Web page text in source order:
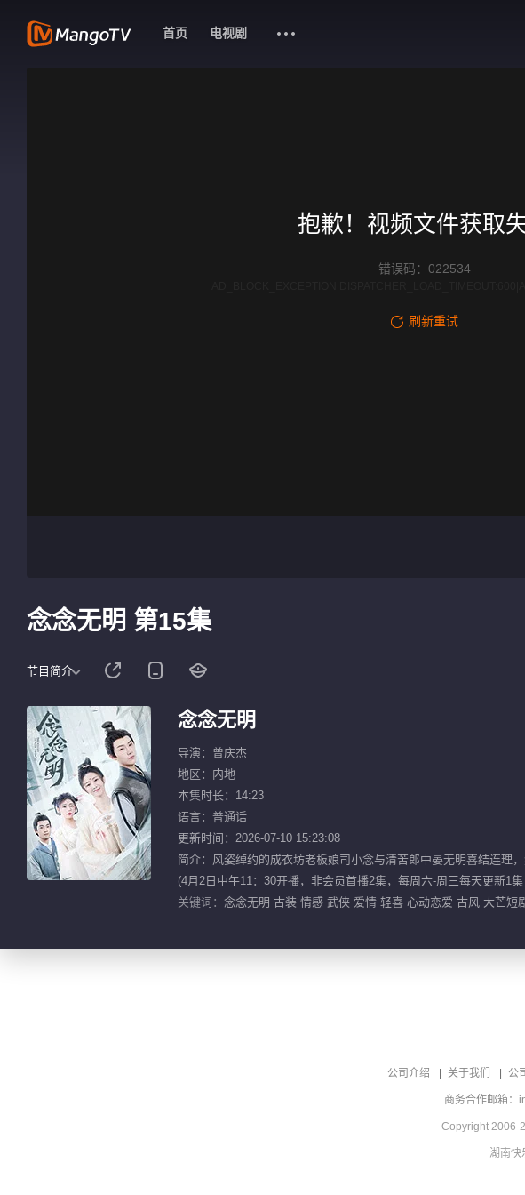
首页 电视剧
抱歉！视频文件获取
错误码：022534
刷新重试
念念无明 第15集
节目简介
念念无明
导演：曾庆杰
地区：内地
本集时长：14:23
语言：普通话
更新时间：2026-07-10 15:23:08
简介：风姿绰约的成衣坊老板娘司小念与清苦郎中晏无明喜结连
(4月2日中午11：30开播，非会员首播2集，每周六-周三每天更新1
关键词： 念念无明 古装 情感 武侠 爱情 轻喜 心动恋爱 古风 大芒
公司介绍 关于我们 公
商务合作邮箱：
Copyright 2006-
湖南快